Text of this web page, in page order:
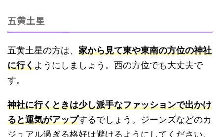
五黄土星
五黄土星の方は、 家から見て東や東南の方位の神社
に行くようにしましょう。西の方位でも大丈夫で
す。
神社に行くときは少し派手なファッションで出かけ
ると運気がアップするでしょう。ジーンズなどのカ
ジュアル過ぎる格好は避けるようにしてください。